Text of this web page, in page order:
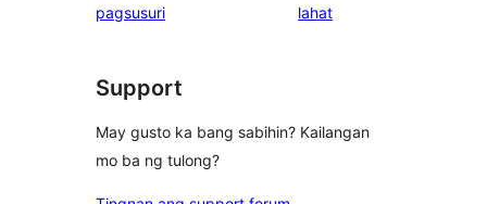
pagsusuri
lahatng
Support
May gusto ka bang sabihin? Kailangan
mo ba ng tulong?